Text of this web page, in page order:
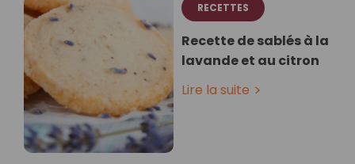
RECETTES
Recette de sablés à la
lavande et au citron
Lire la suite